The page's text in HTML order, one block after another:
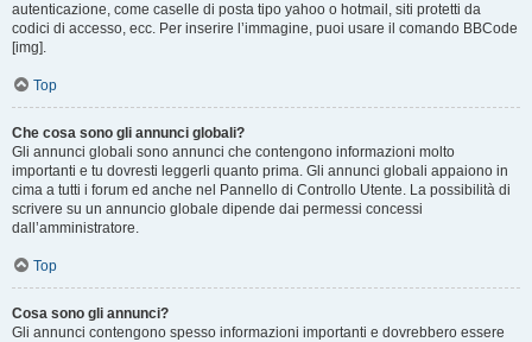
autenticazione, come caselle di posta tipo yahoo o hotmail, siti protetti da
codici di accesso, ecc. Per inserire l’immagine, puoi usare il comando BBCode
[img].
Top
Che cosa sono gli annunci globali?
Gli annunci globali sono annunci che contengono informazioni molto
importanti e tu dovresti leggerli quanto prima. Gli annunci globali appaiono in
cima a tutti i forum ed anche nel Pannello di Controllo Utente. La possibilità di
scrivere su un annuncio globale dipende dai permessi concessi
dall’amministratore.
Top
Cosa sono gli annunci?
Gli annunci contengono spesso informazioni importanti e dovrebbero essere